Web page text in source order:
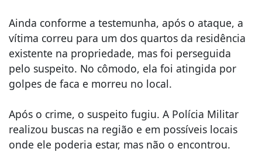
Ainda conforme a testemunha, após o ataque, a
vítima correu para um dos quartos da residência
existente na propriedade, mas foi perseguida
pelo suspeito. No cômodo, ela foi atingida por
golpes de faca e morreu no local.
Após o crime, o suspeito fugiu. A Polícia Militar
realizou buscas na região e em possíveis locais
onde ele poderia estar, mas não o encontrou.